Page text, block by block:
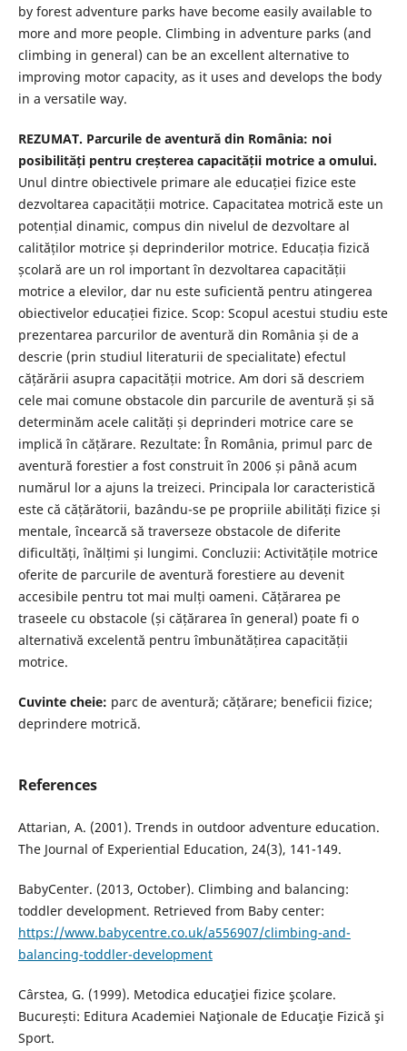
by forest adventure parks have become easily available to
more and more people. Climbing in adventure parks (and
climbing in general) can be an excellent alternative to
improving motor capacity, as it uses and develops the body
in a versatile way.
REZUMAT. Parcurile de aventură din România: noi
posibilități pentru creșterea capacității motrice a omului.
Unul dintre obiectivele primare ale educației fizice este
dezvoltarea capacității motrice. Capacitatea motrică este un
potențial dinamic, compus din nivelul de dezvoltare al
calităților motrice și deprinderilor motrice. Educația fizică
școlară are un rol important în dezvoltarea capacității
motrice a elevilor, dar nu este suficientă pentru atingerea
obiectivelor educației fizice. Scop: Scopul acestui studiu este
prezentarea parcurilor de aventură din România și de a
descrie (prin studiul literaturii de specialitate) efectul
cățărării asupra capacității motrice. Am dori să descriem
cele mai comune obstacole din parcurile de aventură și să
determinăm acele calități și deprinderi motrice care se
implică în cățărare. Rezultate: În România, primul parc de
aventură forestier a fost construit în 2006 și până acum
numărul lor a ajuns la treizeci. Principala lor caracteristică
este că cățărătorii, bazându-se pe propriile abilități fizice și
mentale, încearcă să traverseze obstacole de diferite
dificultăți, înălțimi și lungimi. Concluzii: Activitățile motrice
oferite de parcurile de aventură forestiere au devenit
accesibile pentru tot mai mulți oameni. Cățărarea pe
traseele cu obstacole (și cățărarea în general) poate fi o
alternativă excelentă pentru îmbunătățirea capacității
motrice.
Cuvinte cheie: parc de aventură; cățărare; beneficii fizice;
deprindere motrică.
References
Attarian, A. (2001). Trends in outdoor adventure education.
The Journal of Experiential Education, 24(3), 141-149.
BabyCenter. (2013, October). Climbing and balancing:
toddler development. Retrieved from Baby center:
https://www.babycentre.co.uk/a556907/climbing-and-
balancing-toddler-development
Cârstea, G. (1999). Metodica educaţiei fizice şcolare.
București: Editura Academiei Naţionale de Educaţie Fizică şi
Sport.